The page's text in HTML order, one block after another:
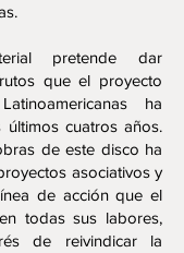
pretende dar
que el proyecto
ha
cuatros años.
de este disco ha
asociativos y
de acción que el
todas sus labores,
de reivindicar la